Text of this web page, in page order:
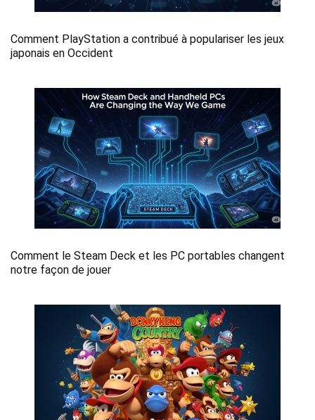
Comment PlayStation a contribué à populariser les jeux
japonais en Occident
Comment le Steam Deck et les PC portables changent
notre façon de jouer